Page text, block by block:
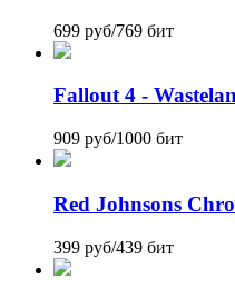
699 руб/769 бит
Fallout 4 -
909 руб/1000 бит
Red Johnsons
399 руб/439 бит